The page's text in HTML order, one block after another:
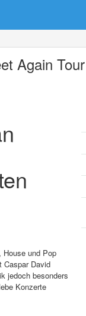
Again Tour
und Pop
Caspar David
jedoch besonders
Konzerte